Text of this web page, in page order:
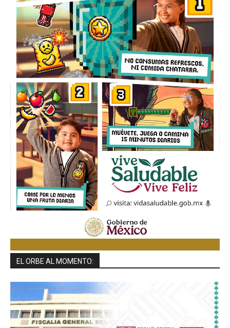
EL ORBE AL MOMENTO: